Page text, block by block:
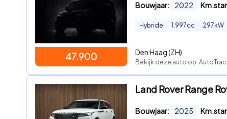
47.900
Bouwjaar: 2022
Hybride 1.997cc 297 kW
Den Haag (ZH)
Bekijk deze auto op:
Land Rover Range
Bouwjaar: 2025